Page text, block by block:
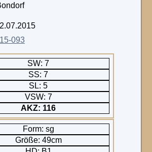
093
SW: 7
SS: 7
SL: 5
VSW: 7
AKZ: 116
Form: sg
Größe: 49cm